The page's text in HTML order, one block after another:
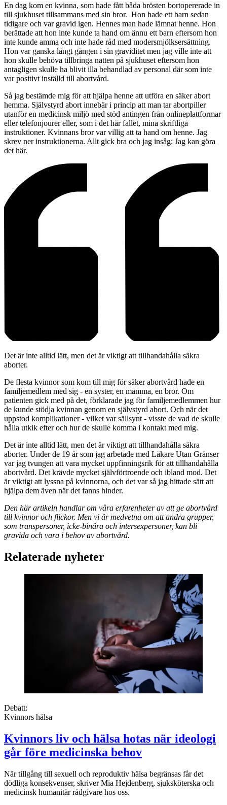
En dag kom en kvinna, som hade fått båda brösten bortopererade in
till sjukhuset tillsammans med sin bror. Hon hade ett barn sedan
tidigare och var gravid igen. Hennes man hade lämnat henne. Hon
berättade att hon inte kunde ta hand om ännu ett barn eftersom hon
inte kunde amma och inte hade råd med modersmjölksersättning.
Hon var ganska långt gången i sin graviditet men jag ville inte att
hon skulle behöva tillbringa natten på sjukhuset eftersom hon
antagligen skulle ha blivit illa behandlad av personal där som inte
var positivt inställd till abortvård.
Så jag bestämde mig för att hjälpa henne att utföra en säker abort
hemma. Självstyrd abort innebär i princip att man tar abortpiller
utanför en medicinsk miljö med stöd antingen från onlineplattformar
eller telefonjourer eller, som i det här fallet, mina skriftliga
instruktioner. Kvinnans bror var villig att ta hand om henne. Jag
skrev ner instruktionerna. Allt gick bra och jag insåg: Jag kan göra
det här.
Det är inte alltid lätt, men det är viktigt att tillhandahålla säkra
aborter.
De flesta kvinnor som kom till mig för säker abortvård hade en
familjemedlem med sig - en syster, en mamma, en bror. Om
patienten gick med på det, förklarade jag för familjemedlemmen hur
de kunde stödja kvinnan genom en självstyrd abort. Och när det
uppstod komplikationer - vilket var sällsynt - visste de vad de skulle
hålla utkik efter och hur de skulle komma i kontakt med mig.
Det är inte alltid lätt, men det är viktigt att tillhandahålla säkra
aborter. Under de 19 år som jag arbetade med Läkare Utan Gränser
var jag tvungen att vara mycket uppfinningsrik för att tillhandahålla
abortvård. Det krävde mycket självförtroende och ibland mod. Det
är viktigt att lyssna på kvinnorna, och det var så jag hittade sätt att
hjälpa dem även när det fanns hinder.
Den här artikeln handlar om våra erfarenheter av att ge abortvård
till kvinnor och flickor. Men vi är medvetna om att andra grupper,
som transpersoner, icke-binära och intersexpersoner, kan bli
gravida och vara i behov av abortvård.
Relaterade nyheter
Debatt:
Kvinnors hälsa
Kvinnors liv och hälsa hotas när ideologi
går före medicinska behov
När tillgång till sexuell och reproduktiv hälsa begränsas får det
dödliga konsekvenser, skriver Mia Hejdenberg, sjuksköterska och
medicinsk humanitär rådgivare hos oss.